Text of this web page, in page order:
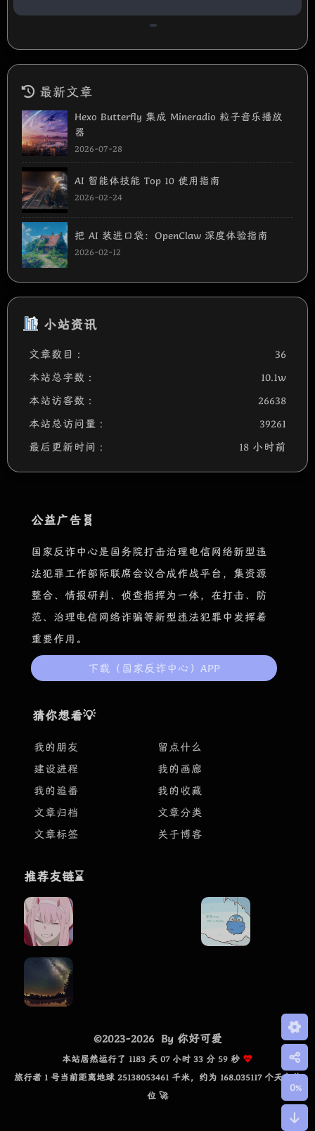
最新文章
Hexo Butterfly 集成 Mineradio 粒子音乐播放
器
2026-07-28
AI 智能体技能 Top 10 使用指南
2026-02-24
把 AI 装进口袋：OpenClaw 深度体验指南
2026-02-12
小站资讯
文章数目 :
36
本站总字数 :
10.1w
本站访客数 :
26638
本站总访问量 :
39261
最后更新时间 :
18 小时前
公益广告🧬
国家反诈中心是国务院打击治理电信网络新型违
法犯罪工作部际联席会议合成作战平台，集资源
整合、情报研判、侦查指挥为一体，在打击、防
范、治理电信网络诈骗等新型违法犯罪中发挥着
重要作用。
下载（国家反诈中心）APP
猜你想看💡
我的朋友
留点什么
建设进程
我的画廊
我的追番
我的收藏
文章归档
文章分类
文章标签
关于博客
推荐友链⌛
©2023-2026By 你好可爱
本站居然运行了 1183 天 07 小时 33 分 59 秒
旅行者 1 号当前距离地球 25138053461 千米，约为 168.035117 个天文单
位 🚀
0%